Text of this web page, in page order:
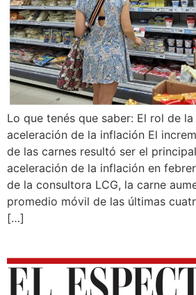
Lo que tenés que saber: El rol de
aceleración de la inflación El
de las carnes resultó ser el
aceleración de la inflación en
de la consultora LCG, la carne
promedio móvil de las últimas
[…]